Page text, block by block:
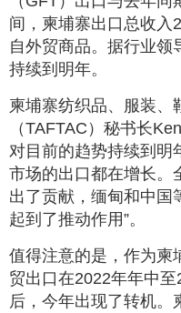
间，柬埔寨出口总收入
自外贸商品。据行业领
持续到明年。
柬埔寨纺织品、服装、
（TAFTAC）秘书长
对目前的趋势持续到明
市场的出口都在增长。
出了贡献，缅甸和中国
起到了推动作用”。
值得注意的是，作为柬
贸出口在2022年年中
后，今年出现了转机。